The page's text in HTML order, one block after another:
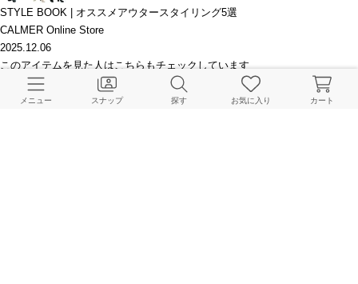
STYLE BOOK | オススメアウタースタイリング5選
CALMER Online Store
2025.12.06
このアイテムを見た人はこちらもチェックしています
HOME CALMER パンツ デニムパンツ・ジーンズ 12OZ DENIM PANTS/ デニムパン
メニュー スナップ 探す お気に入り カート